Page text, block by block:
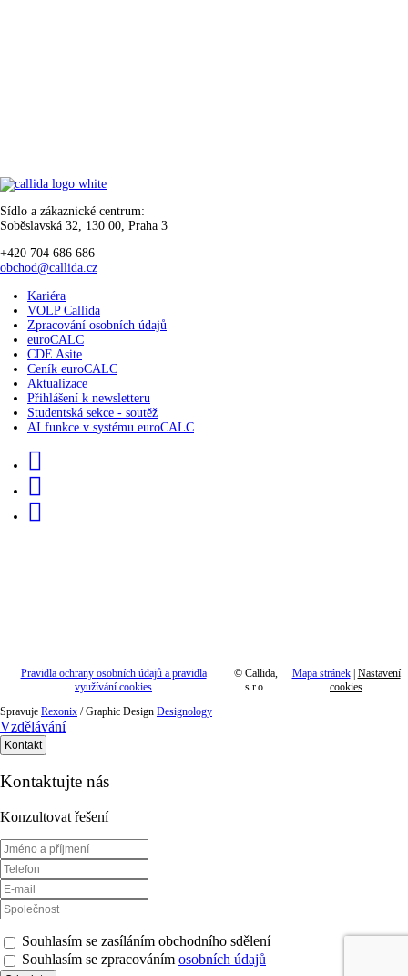
Sídlo a zákaznické centrum:
Soběslavská 32, 130 00, Praha 3
+420 704 686 686
obchod@callida.cz
Kariéra
VOLP Callida
Zpracování osobních údajů
euroCALC
CDE Asite
Ceník euroCALC
Aktualizace
Přihlášení k newsletteru
Studentská sekce - soutěž
AI funkce v systému euroCALC
Pravidla ochrany osobních údajů a pravidla
využívání cookies
© Callida,
s.r.o.
Mapa stránek| Nastavení
cookies
Spravuje Rexonix / Graphic Design Designology
Vzdělávání
Kontakt
Kontaktujte nás
Konzultovat řešení
Souhlasím se zasíláním obchodního sdělení
Souhlasím se zpracováním osobních údajů